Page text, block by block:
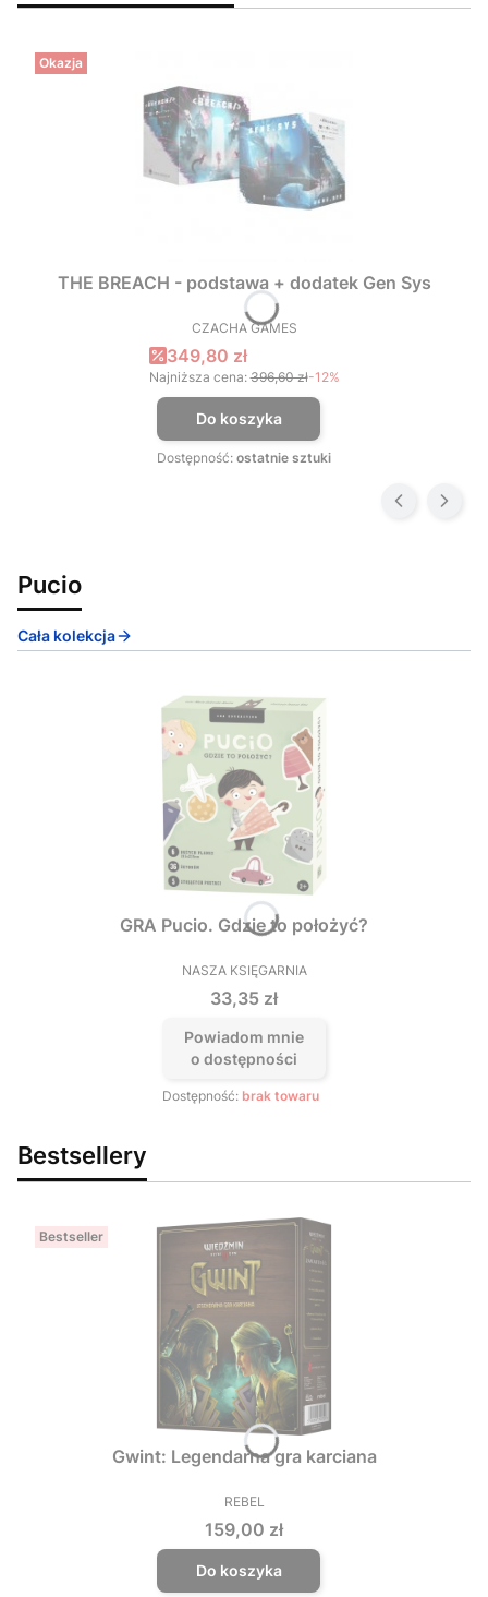
Okazja
THE BREACH - podstawa + dodatek Gen Sys
PRODUCENT
CZACHA GAMES
Cena promocyjna
349,80 zł
Najniższa cena: 396,60 zł-12%
Do koszyka
Dostępność: ostatnie sztuki
Pucio
Cała kolekcja
GRA Pucio. Gdzie to położyć?
PRODUCENT
NASZA KSIĘGARNIA
Cena
33,35 zł
Powiadom mnie
o dostępności
Dostępność: brak towaru
Bestsellery
Bestseller
Gwint: Legendarna gra karciana
PRODUCENT
REBEL
Cena
159,00 zł
Do koszyka